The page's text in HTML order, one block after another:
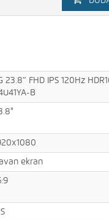
23.8″ FHD IPS 120Hz
B
ekran